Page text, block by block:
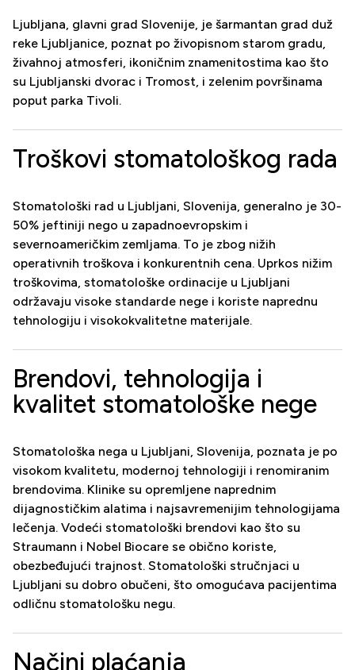
Ljubljana, glavni grad Slovenije, je šarmantan grad duž
reke Ljubljanice, poznat po živopisnom starom gradu,
živahnoj atmosferi, ikoničnim znamenitostima kao što
su Ljubljanski dvorac i Tromost, i zelenim površinama
poput parka Tivoli.
Troškovi stomatološkog rada
Stomatološki rad u Ljubljani, Slovenija, generalno je 30-
50% jeftiniji nego u zapadnoevropskim i
severnoameričkim zemljama. To je zbog nižih
operativnih troškova i konkurentnih cena. Uprkos nižim
troškovima, stomatološke ordinacije u Ljubljani
održavaju visoke standarde nege i koriste naprednu
tehnologiju i visokokvalitetne materijale.
Brendovi, tehnologija i
kvalitet stomatološke nege
Stomatološka nega u Ljubljani, Slovenija, poznata je po
visokom kvalitetu, modernoj tehnologiji i renomiranim
brendovima. Klinike su opremljene naprednim
dijagnostičkim alatima i najsavremenijim tehnologijama
lečenja. Vodeći stomatološki brendovi kao što su
Straumann i Nobel Biocare se obično koriste,
obezbeđujući trajnost. Stomatološki stručnjaci u
Ljubljani su dobro obučeni, što omogućava pacijentima
odličnu stomatološku negu.
Načini plaćanja